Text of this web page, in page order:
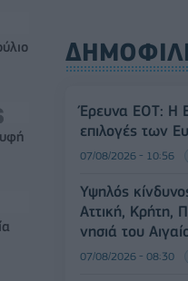
Έρευνα ΕΟΤ: Η
επιλογές των
07/08/2026 - 10:56
Υψηλός
Αττική, Κρήτη,
νησιά του
07/08/2026 - 08:30